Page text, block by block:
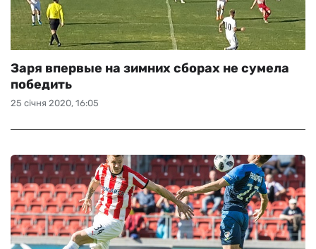
25 січня 2020, 16:05
Заря впервые на зимних сборах не сумела
победить